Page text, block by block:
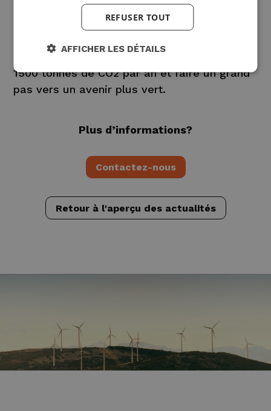
70 % de la demande totale de chaleur. Cela
représente une économie annuelle estimée à
réduire son empreinte carbone de plus de
1500 tonnes de CO2 par an et faire un grand
pas vers un avenir plus vert.
Plus d’informations?
Contactez-nous
Retour à l'aperçu des actualités
REFUSER TOUT
AFFICHER LES DÉTAILS